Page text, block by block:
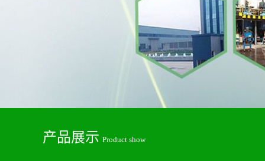
产品展示 Product show